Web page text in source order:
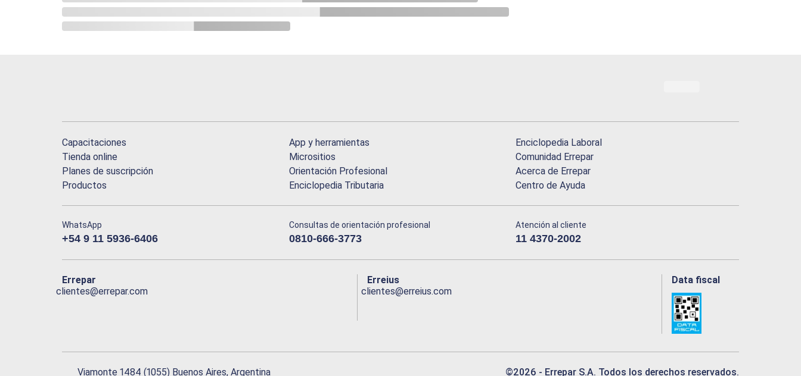
Capacitaciones
Tienda online
Planes de suscripción
Productos
App y herramientas
Micrositios
Orientación Profesional
Enciclopedia Tributaria
Enciclopedia Laboral
Comunidad Errepar
Acerca de Errepar
Centro de Ayuda
WhatsApp
+54 9 11 5936-6406
Consultas de orientación profesional
0810-666-3773
Atención al cliente
11 4370-2002
Errepar
clientes@errepar.com
Erreius
clientes@erreius.com
Data fiscal
Viamonte 1484 (1055) Buenos Aires, Argentina ©2026 - Errepar S.A. Todos los derechos reservados.